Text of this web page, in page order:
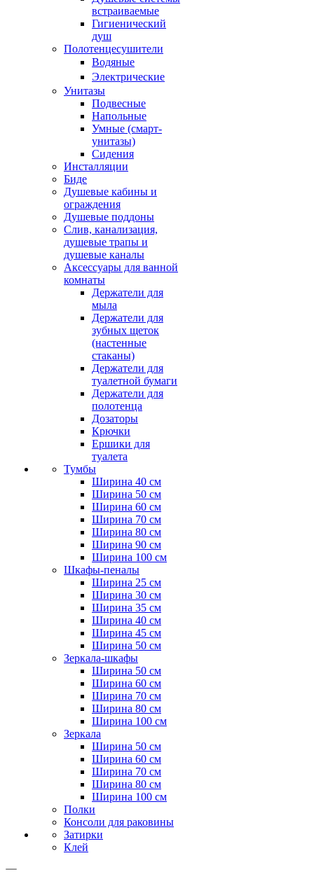
встраиваемые
Гигиенический
душ
Полотенцесушители
ㅤВодяные
ㅤЭлектрические
Унитазы
Подвесные
Напольные
Умные (смарт-
унитазы)
Сидения
Инсталляции
Биде
Душевые кабины и
ограждения
Душевые поддоны
Слив, канализация,
душевые трапы и
душевые каналы
Аксессуары для ванной
комнаты
Держатели для
мыла
Держатели для
зубных щеток
(настенные
стаканы)
Держатели для
туалетной бумаги
Держатели для
полотенца
Дозаторы
Крючки
Ершики для
туалета
Тумбы
Ширина 40 см
Ширина 50 см
Ширина 60 см
Ширина 70 см
Ширина 80 см
Ширина 90 см
Ширина 100 см
Шкафы-пеналы
Ширина 25 см
Ширина 30 см
Ширина 35 см
Ширина 40 см
Ширина 45 см
Ширина 50 см
Зеркала-шкафы
Ширина 50 см
Ширина 60 см
Ширина 70 см
Ширина 80 см
Ширина 100 см
Зеркала
Ширина 50 см
Ширина 60 см
Ширина 70 см
Ширина 80 см
Ширина 100 см
Полки
Консоли для раковины
Затирки
Клей